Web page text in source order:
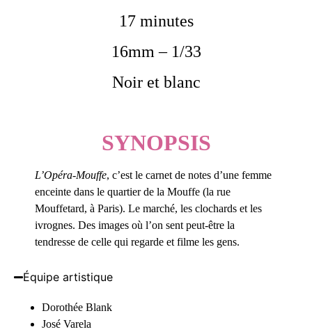
17 minutes
16mm – 1/33
Noir et blanc
SYNOPSIS
L’Opéra-Mouffe, c’est le carnet de notes d’une femme
enceinte dans le quartier de la Mouffe (la rue
Mouffetard, à Paris). Le marché, les clochards et les
ivrognes. Des images où l’on sent peut-être la
tendresse de celle qui regarde et filme les gens.
Équipe artistique
Dorothée Blank
José Varela